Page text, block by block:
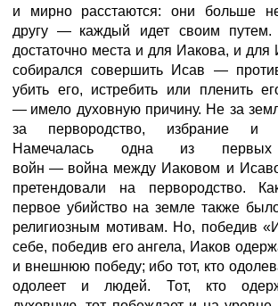
и мирно расстаются: они больше
другу —
каждый идет своим
достаточно места и для Иакова, и для
собирался совершить Исав —
убить его, истребить или пленить
— имело духовную причину. Не за
за первородство, избрание и
Намечалась одна из первых
войн — война между Иаковом и
претендовали на первородство.
первое убийство на земле также
религиозным мотивам. Но, победив
себе, победив его ангела, Иаков
и внешнюю победу; ибо тот, кто
одолеет и людей. Тот, кто